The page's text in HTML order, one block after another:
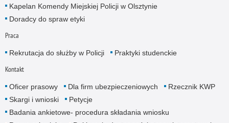
Kapelan Komendy Miejskiej Policji w Olsztynie
Doradcy do spraw etyki
Praca
Rekrutacja do służby w Policji Praktyki studenckie
Kontakt
Oficer prasowy Dla firm ubezpieczeniowych
Rzecznik KWP
Skargi i wnioski
Petycje
Badania ankietowe- procedura składania wniosku